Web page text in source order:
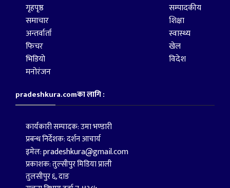
गृहपृष्ठ
समाचार
अन्तर्वार्ता
फिचर
भिडियो
मनोरंजन
सम्पादकीय
शिक्षा
स्वास्थ्य
खेल
विदेश
pradeshkura.comका लागि :
कार्यकारी सम्पादक: उमा भण्डारी
प्रबन्ध निर्देशक: दर्शन आचार्य
इमेल:pradeshkura@gmail.com
प्रकाशक: तुल्सीपुर मिडिया प्राली
तुलसीपुर ६, दाङ